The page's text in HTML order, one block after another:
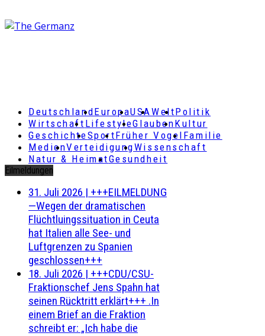
DeutschlandEuropaUSAWeltPolitik
Wirtschaft LifestyleGlaubenKultur
GeschichteSportFrüher Vogel Familie
MedienVerteidigungWissenschaft
Natur & HeimatGesundheit
Eilmeldungen
31. Juli 2026 | +++EILMELDUNG
—Wegen der dramatischen
Flüchtluingssituation in Ceuta
hat Italien alle See- und
Luftgrenzen zu Spanien
geschlossen+++
18. Juli 2026 | +++CDU/CSU-
Fraktionschef Jens Spahn hat
seinen Rücktritt erklärt+++ .In
einem Brief an die Fraktion
schreibt er: „Ich habe die